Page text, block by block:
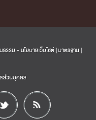
ธรรม -นโยบายเว็บไซต์|มาตรฐาน |
ส่วนบุคคล